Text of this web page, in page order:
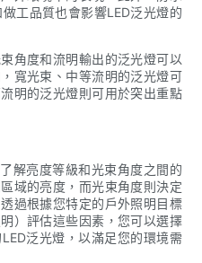
工品質也會影響LED泛光燈的
角度和流明輸出的泛光燈可以
寬光束、中等流明的泛光燈可
明的泛光燈則可用於突出重點
解亮度等級和光束角度之間的
域的亮度，而光束角度則決定
過根據您特定的戶外照明目標
）評估這些因素，您可以選擇
泛光燈，以滿足您的環境需